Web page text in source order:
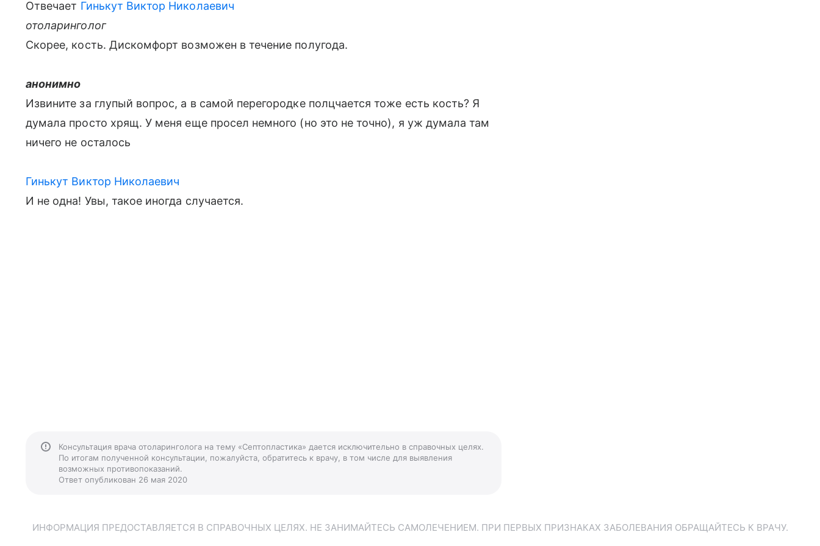
Отвечает Гинькут Виктор Николаевич
отоларинголог
Скорее, кость. Дискомфорт возможен в течение полугода.
анонимно
Извините за глупый вопрос, а в самой перегородке полцчается тоже есть кость? Я
думала просто хрящ. У меня еще просел немного (но это не точно), я уж думала там
ничего не осталось
Гинькут Виктор Николаевич
И не одна! Увы, такое иногда случается.
Консультация врача отоларинголога на тему «Септопластика» дается исключительно в справочных целях.
По итогам полученной консультации, пожалуйста, обратитесь к врачу, в том числе для выявления
возможных противопоказаний.
Ответ опубликован 26 мая 2020
ИНФОРМАЦИЯ ПРЕДОСТАВЛЯЕТСЯ В СПРАВОЧНЫХ ЦЕЛЯХ. НЕ ЗАНИМАЙТЕСЬ САМОЛЕЧЕНИЕМ. ПРИ ПЕРВЫХ ПРИЗНАКАХ ЗАБОЛЕВАНИЯ ОБРАЩАЙТЕСЬ К ВРАЧУ.